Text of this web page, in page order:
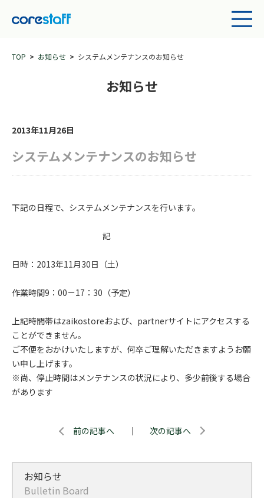
TOP お知らせ システムメンテナンスのお知らせ
お知らせ
2013年11月26日
システムメンテナンスのお知らせ
下記の日程で、システムメンテナンスを行います。
記
日時：2013年11月30日（土）
作業時間9：00－17：30（予定）
上記時間帯はzaikostoreおよび、partnerサイトにアクセスする
ことができません。
ご不便をおかけいたしますが、何卒ご理解いただきますようお願
い申し上げます。
※尚、停止時間はメンテナンスの状況により、多少前後する場合
があります
前の記事へ ｜ 次の記事へ
お知らせ
Bulletin Board